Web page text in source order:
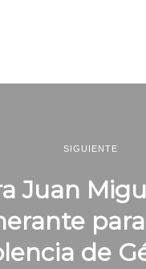
SIGUIENTE
Juan
de